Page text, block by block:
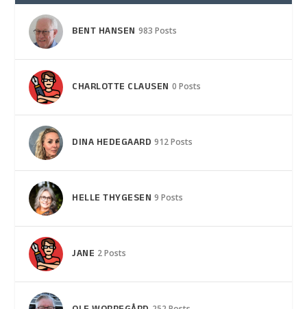
BENT HANSEN 983 Posts
CHARLOTTE CLAUSEN 0 Posts
DINA HEDEGAARD 912 Posts
HELLE THYGESEN 9 Posts
JANE 2 Posts